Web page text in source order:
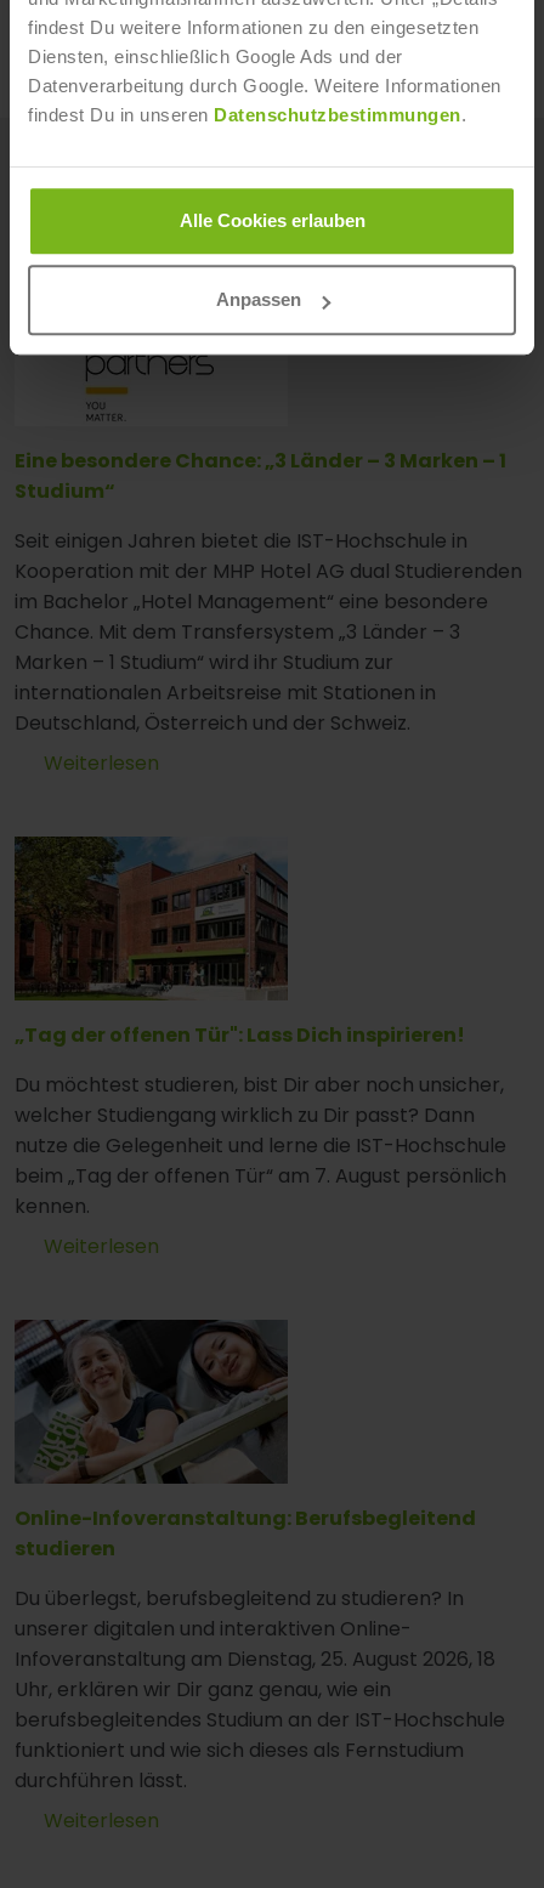
findest Du weitere Informationen zu den eingesetzten
Diensten, einschließlich Google Ads und der
Datenverarbeitung durch Google. Weitere Informationen
findest Du in unseren Datenschutzbestimmungen.
Alle Cookies erlauben
Anpassen
WEITERE NEWS
Alle News anzeigen
Eine besondere Chance: „3 Länder – 3 Marken – 1
Studium“
Seit einigen Jahren bietet die IST-Hochschule in
Kooperation mit der MHP Hotel AG dual Studierenden
im Bachelor „Hotel Management“ eine besondere
Chance. Mit dem Transfersystem „3 Länder – 3
Marken – 1 Studium“ wird ihr Studium zur
internationalen Arbeitsreise mit Stationen in
Deutschland, Österreich und der Schweiz.
Weiterlesen
„Tag der offenen Tür": Lass Dich inspirieren!
Du möchtest studieren, bist Dir aber noch unsicher,
welcher Studiengang wirklich zu Dir passt? Dann
nutze die Gelegenheit und lerne die IST-Hochschule
beim „Tag der offenen Tür“ am 7. August persönlich
kennen.
Weiterlesen
Online-Infoveranstaltung: Berufsbegleitend
studieren
Du überlegst, berufsbegleitend zu studieren? In
unserer digitalen und interaktiven Online-
Infoveranstaltung am Dienstag, 25. August 2026, 18
Uhr, erklären wir Dir ganz genau, wie ein
berufsbegleitendes Studium an der IST-Hochschule
funktioniert und wie sich dieses als Fernstudium
durchführen lässt.
Weiterlesen